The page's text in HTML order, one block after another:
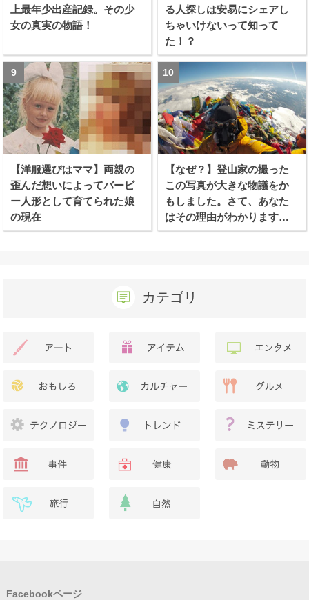
上最年少出産記録。その少
女の真実の物語！
る人探しは安易にシェアし
ちゃいけないって知って
た！？
【洋服選びはママ】両親の
歪んだ想いによってバービ
ー人形として育てられた娘
の現在
【なぜ？】登山家の撮った
この写真が大きな物議をか
もしました。さて、あなた
はその理由がわかります
か？
カテゴリ
Facebookページ